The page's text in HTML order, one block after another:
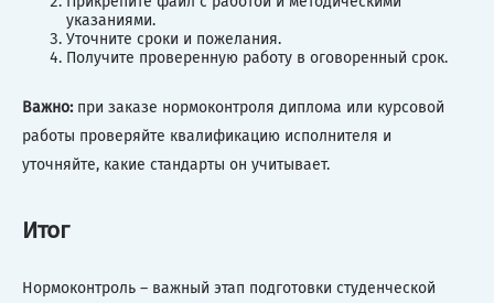
указаниями.
Уточните сроки и пожелания.
Получите проверенную работу в оговоренный срок.
Важно:при заказе нормоконтроля диплома или курсовой
работы проверяйте квалификацию исполнителя и
уточняйте, какие стандарты он учитывает.
Итог
Нормоконтроль – важный этап подготовки студенческой